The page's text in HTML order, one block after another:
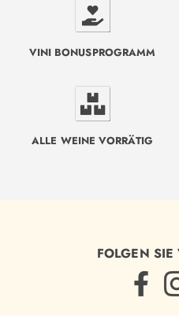
VINI BONUSPROGRAMM
ALLE WEINE VORRÄTIG
FOLGEN